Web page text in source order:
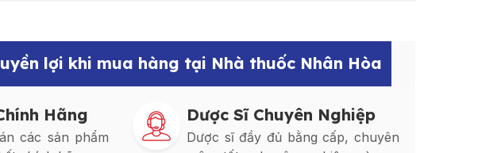
lợi khi mua hàng tại Nhà thuốc Nhân Hòa
Hãng
các sản phẩm
Dược Sĩ Chuyên Nghiệp
Dược sĩ đầy đủ bằng cấp, chuyên